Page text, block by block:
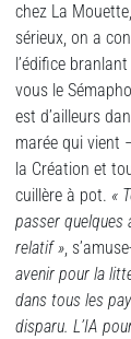
chez La
sérieux, on a
l’édifice
vous le
est d’ailleurs
marée qui vient
la Création et
cuillère à pot. «
passer quelques
relatif »,
avenir pour la
dans tous les
disparu. L’IA